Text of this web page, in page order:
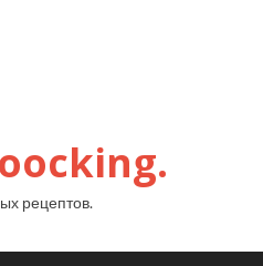
рецептов.